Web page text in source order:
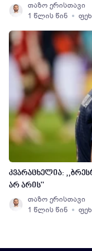
თაზო ერისთავი
1 წლის წინ
კვარაცხელია:
არ არის''
თაზო ერისთავი
1 წლის წინ